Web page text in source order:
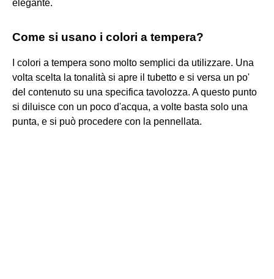
elegante.
Come si usano i colori a tempera?
I colori a tempera sono molto semplici da utilizzare. Una
volta scelta la tonalità si apre il tubetto e si versa un po'
del contenuto su una specifica tavolozza. A questo punto
si diluisce con un poco d'acqua, a volte basta solo una
punta, e si può procedere con la pennellata.